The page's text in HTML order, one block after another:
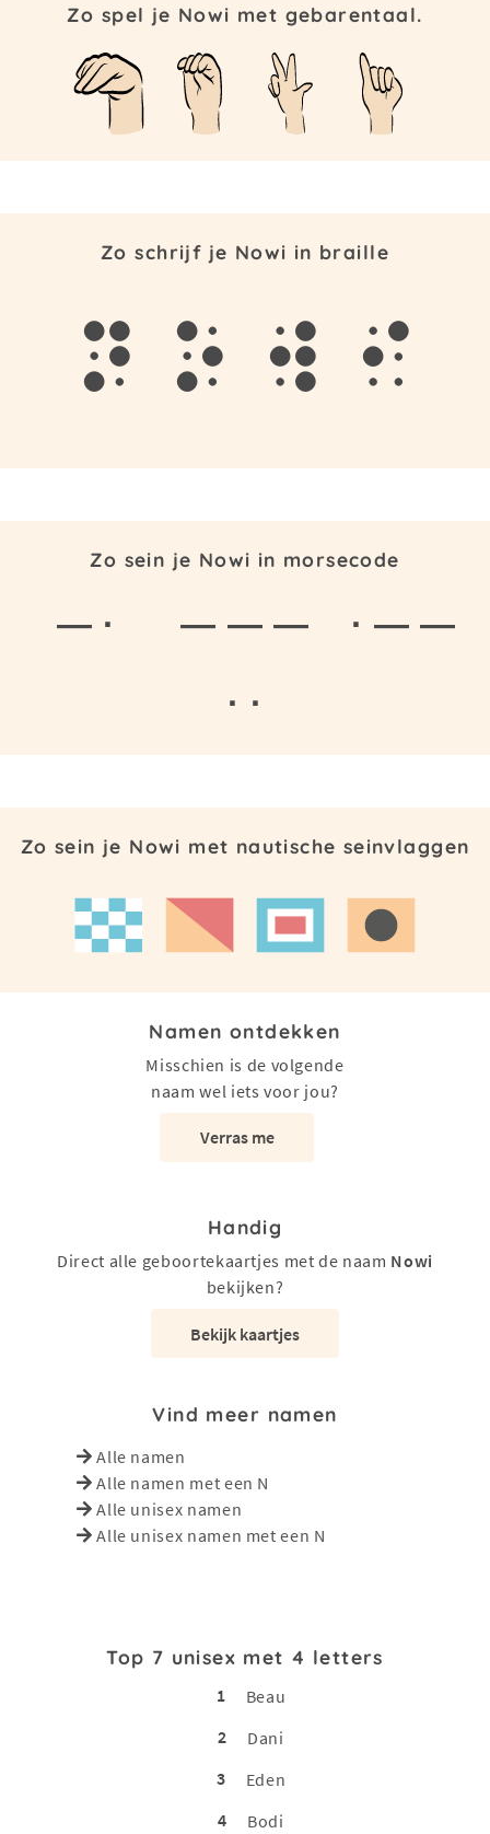
Zo spel je Nowi met gebarentaal.
Zo schrijf je Nowi in braille
n o w i
Zo sein je Nowi in morsecode
— · — — —
· — —
· ·
Zo sein je Nowi met nautische seinvlaggen
Namen ontdekken
Misschien is de volgende
naam wel iets voor jou?
Verras me
Handig
Direct alle geboortekaartjes met de naam Nowi
bekijken?
Bekijk kaartjes
Vind meer namen
Alle namen
Alle namen met een N
Alle unisex namen
Alle unisex namen met een N
Top 7 unisex met 4 letters
1
Beau
2
Dani
3
Eden
4
Bodi